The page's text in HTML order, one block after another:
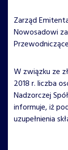
Zarząd
Nowosadowi
W związku ze
2018 r. liczba
Nadzorczej
informuje, iż
uzupełnienia